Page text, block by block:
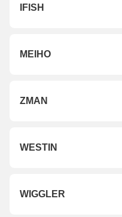
IFISH
MEIHO
ZMAN
WESTIN
WIGGLER